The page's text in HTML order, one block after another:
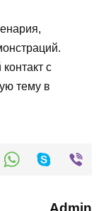
с
тему в
Admin